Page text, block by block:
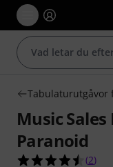
Tabulaturutgåvor
Music
Paranoid
4.5
(2)